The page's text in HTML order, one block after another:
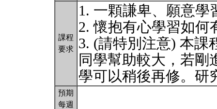
課程
要求
1. 一顆謙卑、願意
2. 懷抱有心學習如何
3. (請特別注意) 本課
同學幫助較大，若剛
學可以稍後再修。
預期
每週